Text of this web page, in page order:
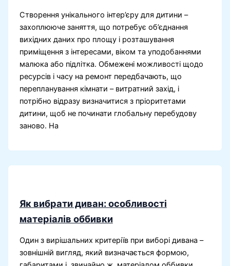
Створення унікального інтер’єру для дитини –
захоплююче заняття, що потребує об’єднання
вихідних даних про площу і розташування
приміщення з інтересами, віком та уподобаннями
малюка або підлітка. Обмежені можливості щодо
ресурсів і часу на ремонт передбачають, що
перепланування кімнати – витратний захід, і
потрібно відразу визначитися з пріоритетами
дитини, щоб не починати глобальну перебудову
заново. На
Як вибрати диван: особливості
матеріалів оббивки
Один з вирішальних критеріїв при виборі дивана –
зовнішній вигляд, який визначається формою,